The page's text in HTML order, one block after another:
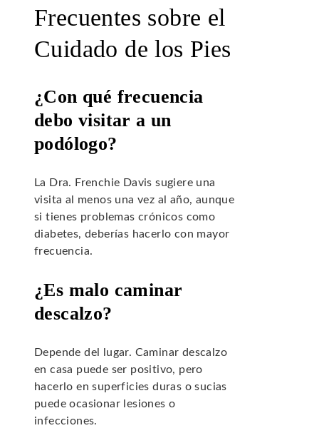
Frecuentes sobre el
Cuidado de los Pies
¿Con qué frecuencia
debo visitar a un
podólogo?
La Dra. Frenchie Davis sugiere una
visita al menos una vez al año, aunque
si tienes problemas crónicos como
diabetes, deberías hacerlo con mayor
frecuencia.
¿Es malo caminar
descalzo?
Depende del lugar. Caminar descalzo
en casa puede ser positivo, pero
hacerlo en superficies duras o sucias
puede ocasionar lesiones o
infecciones.